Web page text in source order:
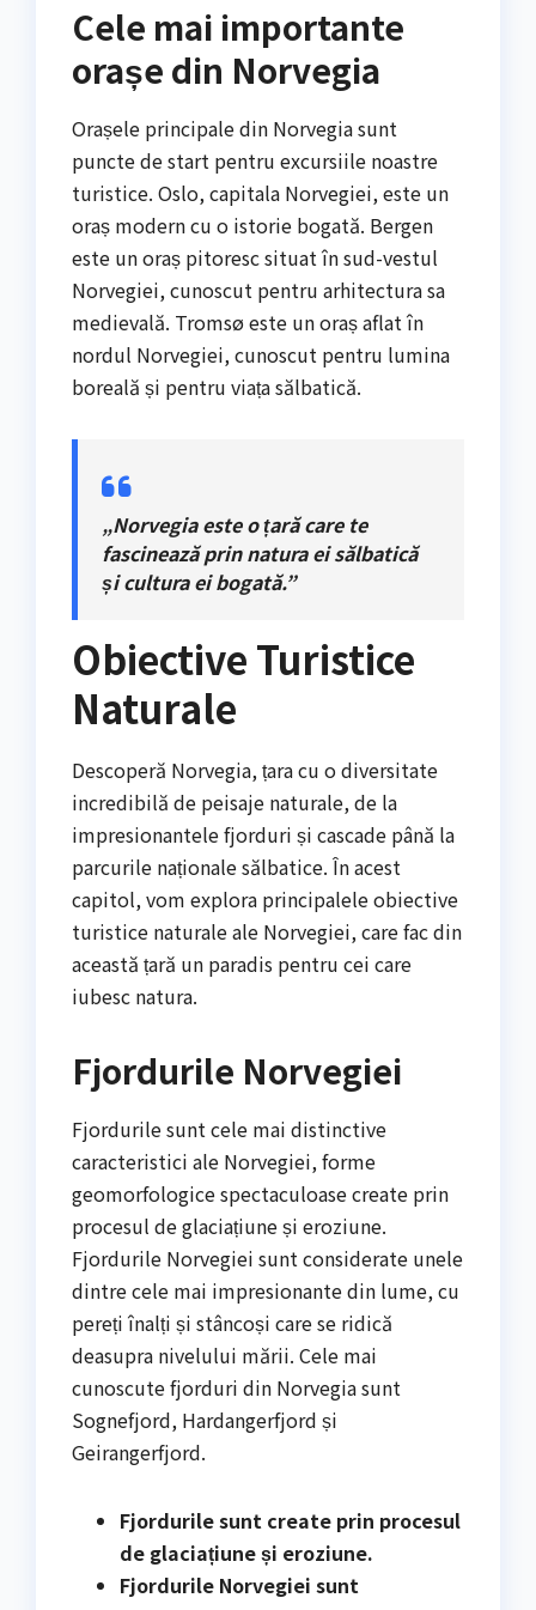
Cele mai importante
orașe din Norvegia
Orașele principale din Norvegia sunt
puncte de start pentru excursiile noastre
turistice. Oslo, capitala Norvegiei, este un
oraș modern cu o istorie bogată. Bergen
este un oraș pitoresc situat în sud-vestul
Norvegiei, cunoscut pentru arhitectura sa
medievală. Tromsø este un oraș aflat în
nordul Norvegiei, cunoscut pentru lumina
boreală și pentru viața sălbatică.
„Norvegia este o țară care te
fascinează prin natura ei sălbatică
și cultura ei bogată.”
Obiective Turistice
Naturale
Descoperă Norvegia, țara cu o diversitate
incredibilă de peisaje naturale, de la
impresionantele fjorduri și cascade până la
parcurile naționale sălbatice. În acest
capitol, vom explora principalele obiective
turistice naturale ale Norvegiei, care fac din
această țară un paradis pentru cei care
iubesc natura.
Fjordurile Norvegiei
Fjordurile sunt cele mai distinctive
caracteristici ale Norvegiei, forme
geomorfologice spectaculoase create prin
procesul de glaciațiune și eroziune.
Fjordurile Norvegiei sunt considerate unele
dintre cele mai impresionante din lume, cu
pereți înalți și stâncoși care se ridică
deasupra nivelului mării. Cele mai
cunoscute fjorduri din Norvegia sunt
Sognefjord, Hardangerfjord și
Geirangerfjord.
Fjordurile sunt create prin procesul
de glaciațiune și eroziune.
Fjordurile Norvegiei sunt